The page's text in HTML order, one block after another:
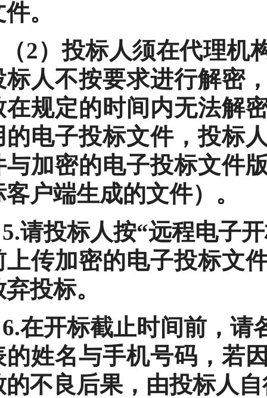
。
（2）投标人须在代理
标人不按要求进行解密
在规定的时间内无法解
的电子投标文件，投标
与加密的电子投标文件
客户端生成的文件）。
5.请投标人按“远程电子
上传加密的电子投标文
投标。
6.在开标截止时间前，请
的姓名与手机号码，若
的不良后果，由投标人